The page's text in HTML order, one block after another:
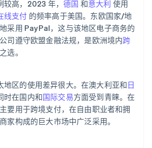
高，2023 年， 德国 和意大利 使用
线支付 的频率高于美国。东欧国家/地
采用 PayPal，这与该地区电子商务的
司遵守欧盟金融法规，是欧洲境内跨
选。
地区的使用差异很大。在澳大利亚和日
时在国内和国际交易方面受到青睐。在
要用于跨境支付，在自由职业者和拥
家构成的巨大市场中广泛采用。